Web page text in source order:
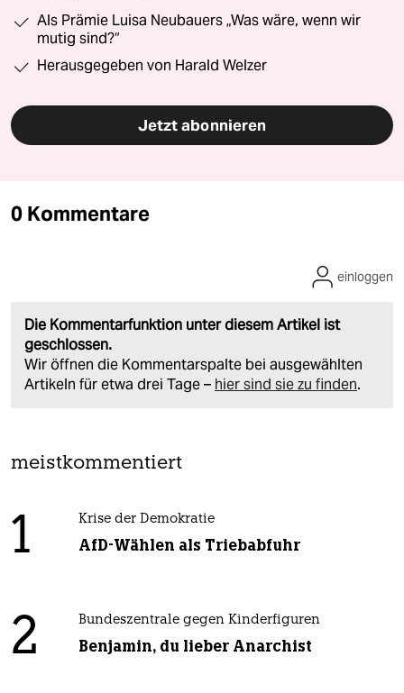
Als Prämie Luisa Neubauers „Was wäre, wenn wir
mutig sind?“
Herausgegeben von Harald Welzer
Jetzt abonnieren
0 Kommentare
Die Kommentarfunktion unter diesem Artikel ist
geschlossen.
Wir öffnen die Kommentarspalte bei ausgewählten
Artikeln für etwa drei Tage – hier sind sie zu finden.
einloggen
meistkommentiert
1 Krise der Demokratie
AfD-Wählen als Triebabfuhr
2 Bundeszentrale gegen Kinderfiguren
Benjamin, du lieber Anarchist